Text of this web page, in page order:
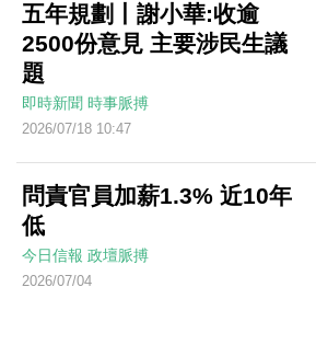
五年規劃丨謝小華:收逾
2500份意見 主要涉民生議
題
即時新聞 時事脈搏
2026/07/18 10:47
問責官員加薪1.3% 近10年
低
今日信報 政壇脈搏
2026/07/04